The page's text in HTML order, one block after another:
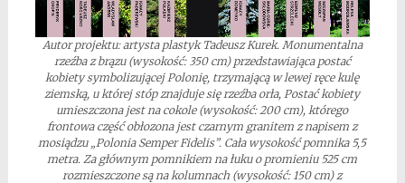
Autor projektu: artysta plastyk Tadeusz Kurek. Monumentalna
rzeźba z brązu (wysokość: 350 cm) przedstawiająca postać
kobiety symbolizującej Polonię, trzymającą w lewej ręce kulę
ziemską, u której stóp znajduje się rzeźba orła, Postać kobiety
umieszczona jest na cokole (wysokość: 200 cm), którego
frontowa część obłozona jest czarnym granitem z napisem z
mosiądzu „Polonia Semper Fidelis”. Cała wysokość pomnika 5,5
metra. Za głównym pomnikiem na łuku o promieniu 525 cm
rozmieszczone są na kolumnach (wysokość: 150 cm) z